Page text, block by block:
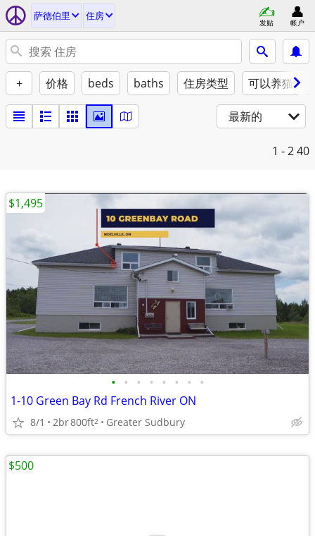
萨德伯里 住房
发贴 帐户
+ 价格 beds baths 住房类型 可以养猫
最新的
1 - 240
• • • • • • • •
1-10 Green Bay Rd French River ON
8/1 2br800ft2 Greater Sudbury
$1,495
$500